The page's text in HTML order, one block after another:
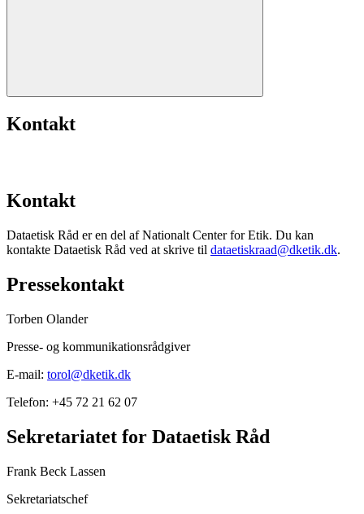
Kontakt
Kontakt
Dataetisk Råd er en del af Nationalt Center for Etik. Du kan
kontakte Dataetisk Råd ved at skrive til dataetiskraad@dketik.dk.
Pressekontakt
Torben Olander
Presse- og kommunikationsrådgiver
E-mail: torol@dketik.dk
Telefon: +45 72 21 62 07
Sekretariatet for Dataetisk Råd
Frank Beck Lassen
Sekretariatschef